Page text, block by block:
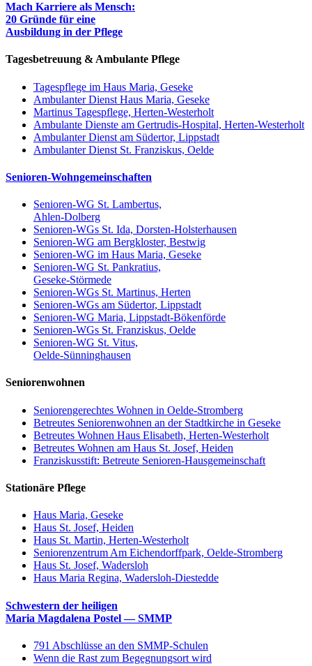
Mach Karriere als Mensch:
20 Gründe für eine
Ausbildung in der Pflege
Tagesbetreuung & Ambulante Pflege
Tagespflege im Haus Maria, Geseke
Ambulanter Dienst Haus Maria, Geseke
Martinus Tagespflege, Herten-Westerholt
Ambulante Dienste am Gertrudis-Hospital, Herten-Westerholt
Ambulanter Dienst am Südertor, Lippstadt
Ambulanter Dienst St. Franziskus, Oelde
Senioren-Wohngemeinschaften
Senioren-WG St. Lambertus,
Ahlen-Dolberg
Senioren-WGs St. Ida, Dorsten-Holsterhausen
Senioren-WG am Bergkloster, Bestwig
Senioren-WG im Haus Maria, Geseke
Senioren-WG St. Pankratius,
Geseke-Störmede
Senioren-WGs St. Martinus, Herten
Senioren-WGs am Südertor, Lippstadt
Senioren-WG Maria, Lippstadt-Bökenförde
Senioren-WGs St. Franziskus, Oelde
Senioren-WG St. Vitus,
Oelde-Sünninghausen
Seniorenwohnen
Seniorengerechtes Wohnen in Oelde-Stromberg
Betreutes Seniorenwohnen an der Stadtkirche in Geseke
Betreutes Wohnen Haus Elisabeth, Herten-Westerholt
Betreutes Wohnen am Haus St. Josef, Heiden
Franziskusstift: Betreute Senioren-Hausgemeinschaft
Stationäre Pflege
Haus Maria, Geseke
Haus St. Josef, Heiden
Haus St. Martin, Herten-Westerholt
Seniorenzentrum Am Eichendorffpark, Oelde-Stromberg
Haus St. Josef, Wadersloh
Haus Maria Regina, Wadersloh-Diestedde
Schwestern der heiligen
Maria Magdalena Postel — SMMP
791 Abschlüsse an den SMMP-Schulen
Wenn die Rast zum Begegnungsort wird